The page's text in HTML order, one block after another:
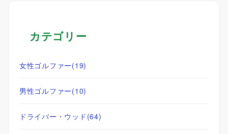
カテゴリー
女性ゴルファー(19)
男性ゴルファー(10)
ドライバー・ウッド (64)